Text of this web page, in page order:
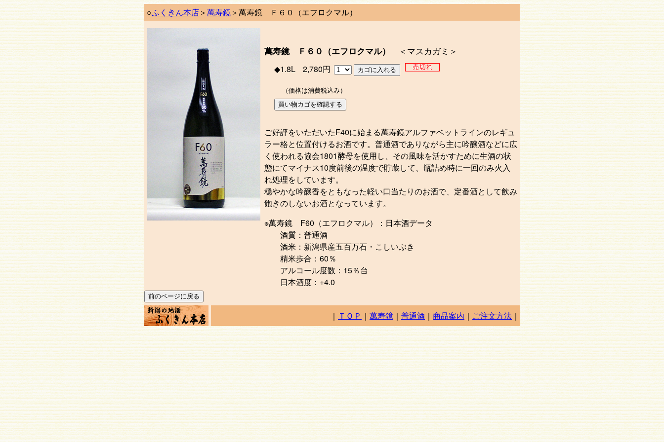
○ふくきん本店＞萬寿鏡＞萬寿鏡 Ｆ６０（エフロクマル）
萬寿鏡 Ｆ６０（エフロクマル） ＜マスカガミ＞
◆1.8L 2,780円
（価格は消費税込み）
ご好評をいただいたF40に始まる萬寿鏡アルファベットラインのレギュ
ラー格と位置付けるお酒です。普通酒でありながら主に吟醸酒などに広
く使われる協会1801酵母を使用し、その風味を活かすために生酒の状
態にてマイナス10度前後の温度で貯蔵して、瓶詰め時に一回のみ火入
れ処理をしています。
穏やかな吟醸香をともなった軽い口当たりのお酒で、定番酒として飲み
飽きのしないお酒となっています。
※萬寿鏡 F60（エフロクマル）：日本酒データ
酒質：普通酒
酒米：新潟県産五百万石・こしいぶき
精米歩合：60％
アルコール度数：15％台
日本酒度：+4.0
｜ ＴＯＰ ｜ 萬寿鏡 ｜ 普通酒 ｜ 商品案内 ｜ ご注文方法 ｜